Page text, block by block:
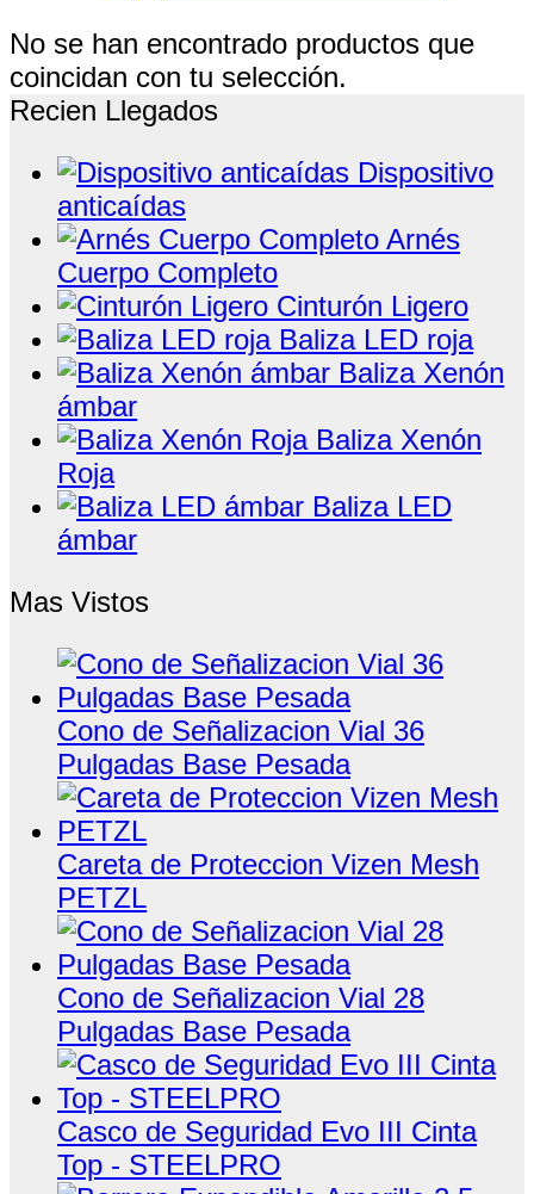
No se han encontrado productos que
coincidan con tu selección.
Recien Llegados
Dispositivo
anticaídas
Arnés
Cuerpo Completo
Cinturón Ligero
Baliza LED roja
Baliza Xenón
ámbar
Baliza Xenón
Roja
Baliza LED
ámbar
Mas Vistos
Cono de Señalizacion Vial 36
Pulgadas Base Pesada
Careta de Proteccion Vizen Mesh
PETZL
Cono de Señalizacion Vial 28
Pulgadas Base Pesada
Casco de Seguridad Evo III Cinta
Top - STEELPRO